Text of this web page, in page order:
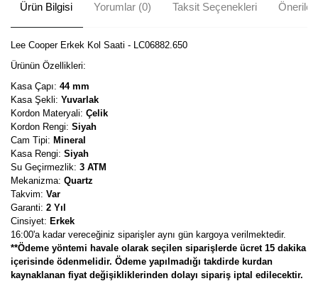
Ürün Bilgisi Yorumlar (0) Taksit Seçenekleri
Lee Cooper Erkek Kol Saati - LC06882.650
Ürünün Özellikleri:
Kasa Çapı: 44 mm
Kasa Şekli: Yuvarlak
Kordon Materyali: Çelik
Kordon Rengi: Siyah
Cam Tipi: Mineral
Kasa Rengi: Siyah
Su Geçirmezlik: 3 ATM
Mekanizma: Quartz
Takvim: Var
Garanti: 2 Yıl
Cinsiyet: Erkek
16:00'a kadar vereceğiniz siparişler aynı gün kargoya verilmektedir.
**Ödeme yöntemi havale olarak seçilen siparişlerde ücret 15 dakika
içerisinde ödenmelidir. Ödeme yapılmadığı takdirde kurdan
kaynaklanan fiyat değişikliklerinden dolayı sipariş iptal edilecektir.